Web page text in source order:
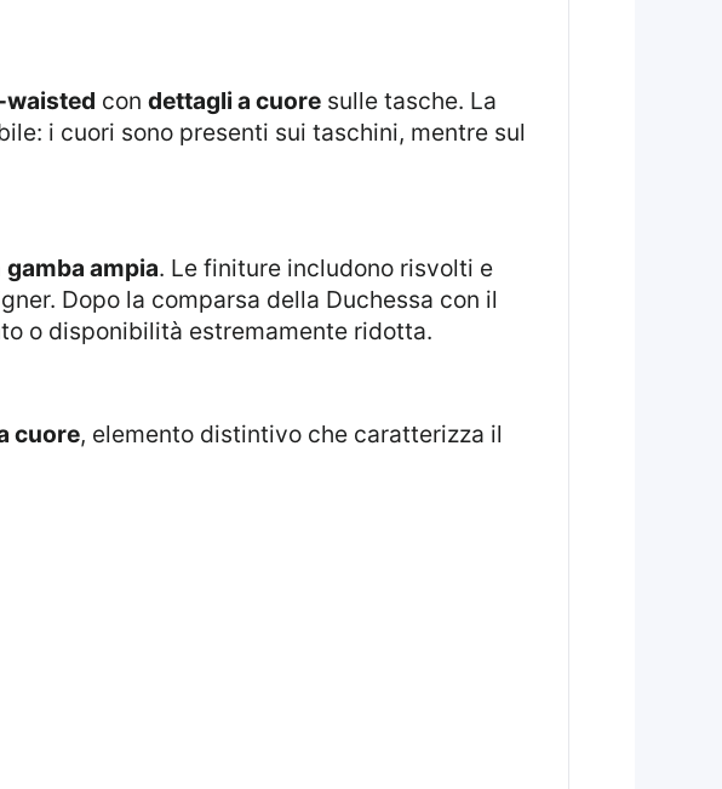
con dettagli a cuoresulle tasche. La
i cuori sono presenti sui taschini, mentre sul
gamba ampia. Le finiture includono risvolti e
Dopo la comparsa della Duchessa con il
o disponibilità estremamente ridotta.
cuore, elemento distintivo che caratterizza il